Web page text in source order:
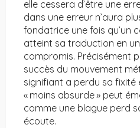
elle cessera d’être une
dans une erreur n’aura
fondatrice une fois qu’un
atteint sa traduction en
compromis. Précisément
succès du mouvement
signifiant a perdu sa fixité
« moins absurde » peut
comme une blague perd
écoute.